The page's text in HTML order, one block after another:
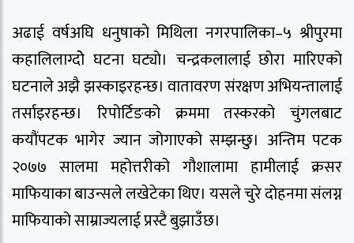
अढाई वर्षअघि धनुषाको मिथिला नगरपालिका–५ श्रीपुरमा
कहालिलाग्दोे घटना घट्यो। चन्द्रकलालाई छोरा मारिएको
घटनाले अझै झस्काइरहन्छ। वातावरण संरक्षण अभियन्तालाई
तर्साइरहन्छ। रिपोर्टिङको क्रममा तस्करको चुंगलबाट
कयौंपटक भागेर ज्यान जोगाएको सम्झन्छु। अन्तिम पटक
२०७७ सालमा महोत्तरीको गौशालामा हामीलाई क्रसर
माफियाका बाउन्सले लखेटेका थिए। यसले चुरे दोहनमा संलग्न
माफियाको साम्राज्यलाई प्रस्टै बुझाउँछ।